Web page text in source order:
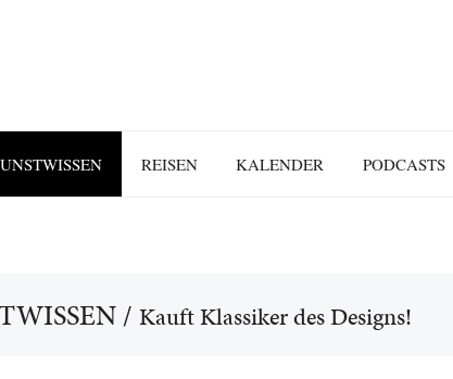
REISEN KALENDER PODCASTS
/ Kauft Klassiker des Designs!